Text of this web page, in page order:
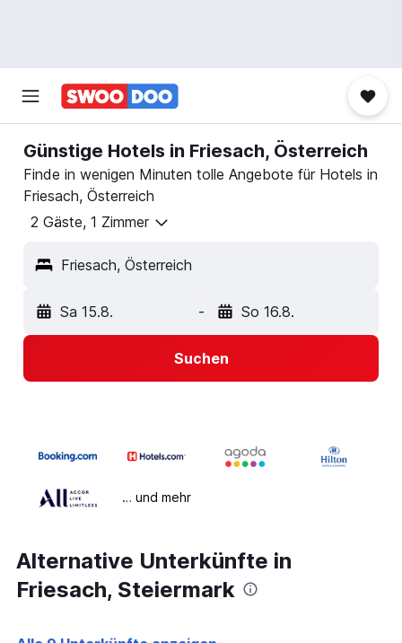
Günstige Hotels in Friesach, Österreich
Finde in wenigen Minuten tolle Angebote für Hotels in
Friesach, Österreich
2 Gäste, 1 Zimmer
Friesach, Österreich
Sa 15.8. - So 16.8.
Suchen
… und mehr
Alternative Unterkünfte in
Friesach, Steiermark